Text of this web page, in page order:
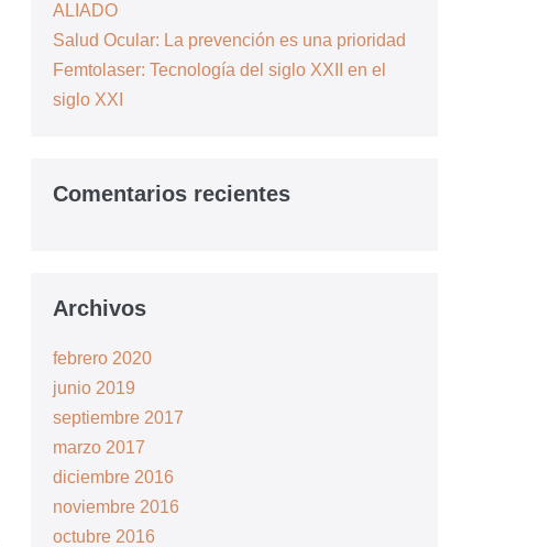
ALIADO
Salud Ocular: La prevención es una prioridad
Femtolaser: Tecnología del siglo XXII en el
siglo XXI
Comentarios recientes
Archivos
febrero 2020
junio 2019
septiembre 2017
marzo 2017
diciembre 2016
noviembre 2016
octubre 2016